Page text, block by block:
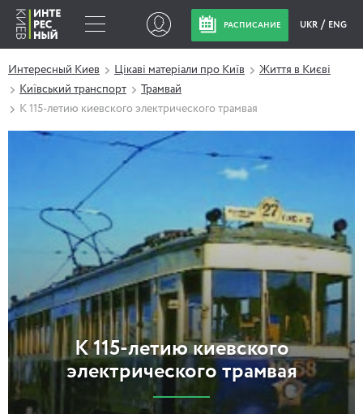
РАСПИСАНИЕ UKR ENG
Интересный Киев Цікаві матеріали про Київ
Життя в Києві
Київський транспорт
Трамвай
К 115-летию киевского электрического трамвая
К 115-летию киевского
электрического трамвая